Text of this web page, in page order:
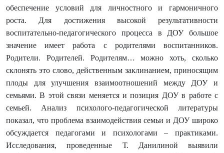
обеспечение условий для личностного и гармоничного
роста. Для достижения высокой результативности
воспитательно-педагогического процесса в ДОУ большое
значение имеет работа с родителями воспитанников.
Родители. Родителей. Родителям… можно хоть, сколько
склонять это слово, действенным заклинанием, приносящим
плоды для улучшения взаимоотношений между ДОУ и
семьями. В этой связи меняется и позиция ДОУ в работе с
семьей. Анализ психолого-педагогической литературы
показал, что проблема взаимодействия семьи и ДОУ широко
обсуждается педагогами и психологами – практиками.
Исследования, проведенные Т. Данилиной выявили